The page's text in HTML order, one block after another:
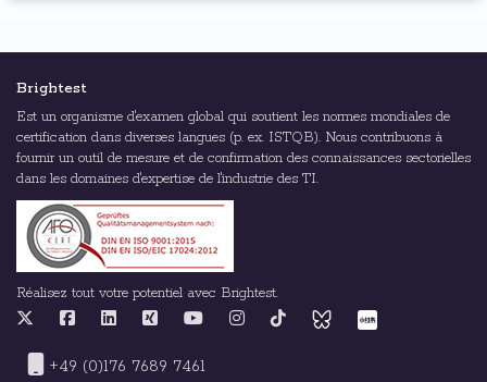
Brightest
Est un organisme d'examen global qui soutient les normes mondiales de
certification dans diverses langues (p. ex. ISTQB). Nous contribuons à
fournir un outil de mesure et de confirmation des connaissances sectorielles
dans les domaines d'expertise de l'industrie des TI.
Réalisez tout votre potentiel avec Brightest.
+49 (0)176 7689 7461